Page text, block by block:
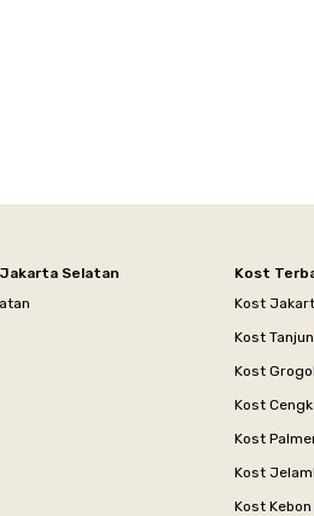
Selatan
Kost
Kost
Kost
Kost Grogol
Kost
Kost
Kost
Kost